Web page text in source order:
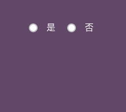
是 否